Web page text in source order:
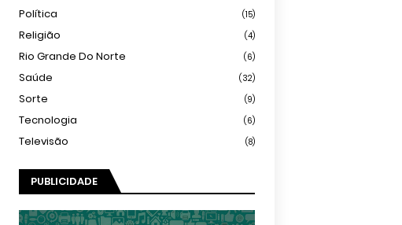
Política (15)
Religião (4)
Rio Grande Do Norte (6)
Saúde (32)
Sorte (9)
Tecnologia (6)
Televisão (8)
PUBLICIDADE